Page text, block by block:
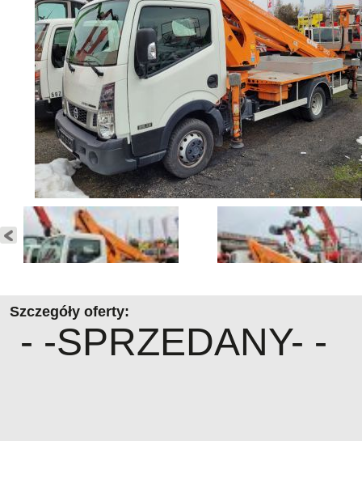
Szczegóły oferty:
- -SPRZEDANY- -